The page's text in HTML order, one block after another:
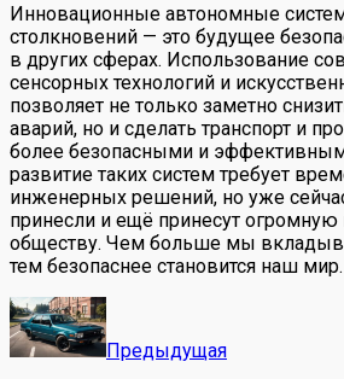
Инновационные автономные
столкновений — это будущее
в других сферах. Использование
сенсорных технологий и
позволяет не только заметно
аварий, но и сделать транспорт и
более безопасными и
развитие таких систем требует
инженерных решений, но уже
принесли и ещё принесут огромную
обществу. Чем больше мы
тем безопаснее становится наш мир.
Предыдущая